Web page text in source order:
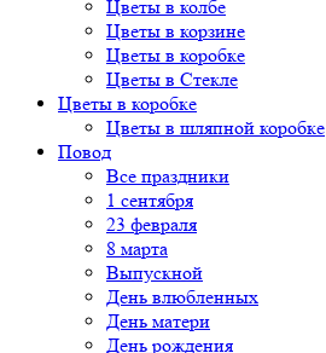
Цветы в колбе
Цветы в корзине
Цветы в коробке
Цветы в Стекле
Цветы в коробке
Цветы в шляпной коробке
Повод
Все праздники
1 сентября
23 февраля
8 марта
Выпускной
День влюбленных
День матери
День рождения